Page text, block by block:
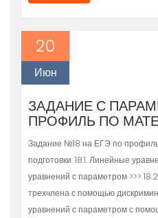
20
Июн
ЗАДАНИЕ С
ПРОФИЛЬ ПО
Задание №18 на ЕГЭ по
подготовки: 18.1. Линейные
уравнений с параметром >>>
трехчлена с помощью
уравнений с параметром с